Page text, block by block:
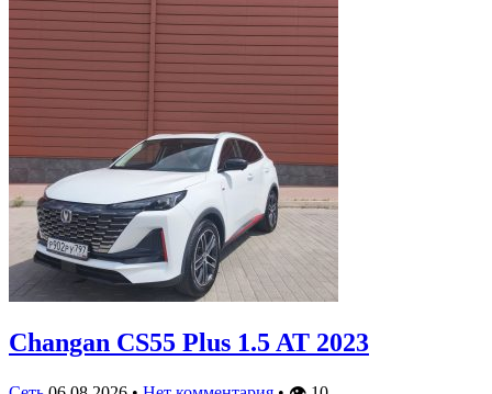
Changan CS55 Plus 1.5 AT 2023